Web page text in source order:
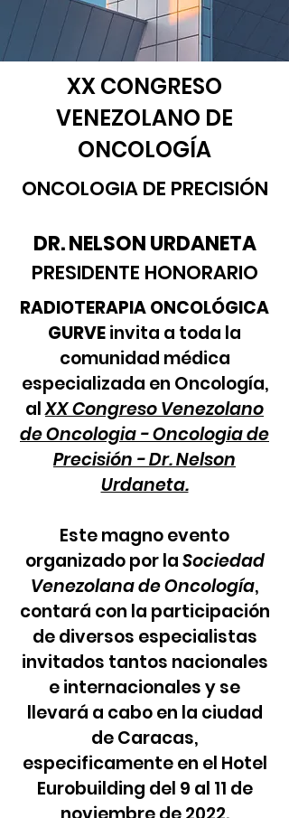
XX CONGRESO
VENEZOLANO DE
ONCOLOGÍA
ONCOLOGIA DE PRECISIÓN
DR. NELSON URDANETA
PRESIDENTE HONORARIO
RADIOTERAPIA ONCOLÓGICA
GURVEinvita a toda la
comunidad médica
especializada en Oncología,
alXX Congreso Venezolano
de Oncologia - Oncologia de
Precisión - Dr. Nelson
Urdaneta.
Este magno evento
organizado por laSociedad
Venezolana de Oncología,
contará con la participación
de diversos especialistas
invitados tantos nacionales
e internacionales y se
llevará a cabo en la ciudad
de Caracas,
especificamente en el Hotel
Eurobuilding del 9 al 11 de